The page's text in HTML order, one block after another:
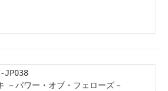
JP038
－パワー・オブ・フェローズ－